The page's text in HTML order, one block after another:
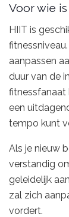
Voor wie
HIIT is
aanpassen
duur van de
fitnessfanaat
een
tempo kunt
Als je nieuw
verstandig
geleidelijk
zal zich
vordert.